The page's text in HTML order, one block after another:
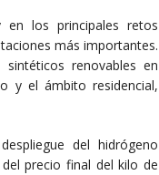
los principales retos
más importantes.
renovables en
y el ámbito residencial,
del hidrógeno
precio final del kilo de